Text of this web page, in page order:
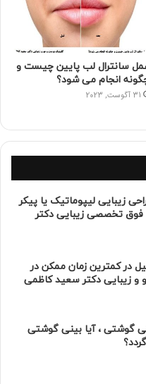
سانترال لب پایین چیست و
انجام می شود؟
31 آگوست, 2023
زیبایی لیپوماتیک یا پیکر
فوق تخصصی زیبایی دکتر
در کمترین زمان ممکن در
زیبایی دکتر سعید کاظمی
گوشتی ، آیا بینی گوشتی